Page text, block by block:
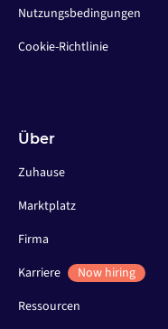
Nutzungsbedingungen
Cookie-Richtlinie
Über
Zuhause
Marktplatz
Firma
Karriere
Now hiring
Ressourcen